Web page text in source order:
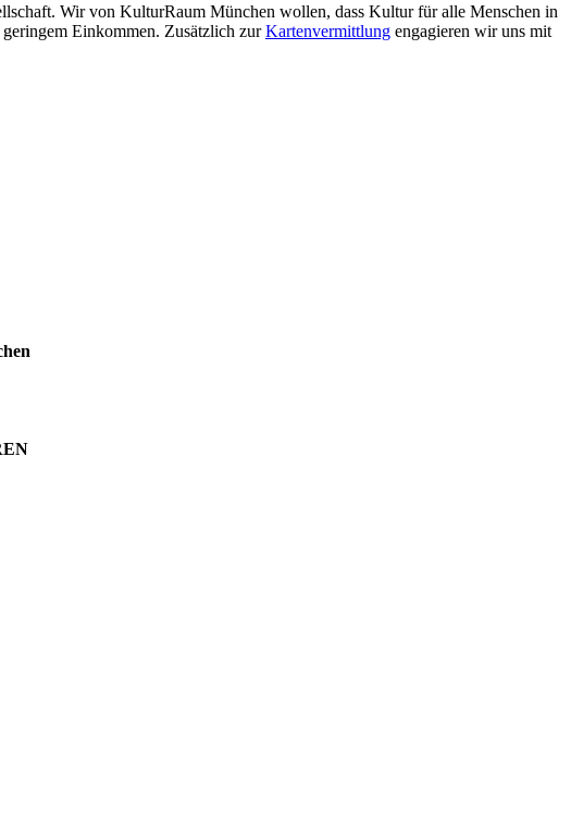
Wir von KulturRaum München wollen, dass Kultur für alle Menschen in
Einkommen. Zusätzlich zurKartenvermittlung engagieren wir uns mit